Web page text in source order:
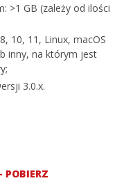
>1 GB (zależy od ilości
10, 11, Linux, macOS
inny, na którym jest
3.0.x.